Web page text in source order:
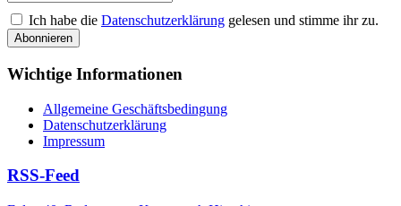
Ich habe die Datenschutzerklärung gelesen und stimme ihr zu.
Wichtige Informationen
Allgemeine Geschäftsbedingung
Datenschutzerklärung
Impressum
RSS-Feed